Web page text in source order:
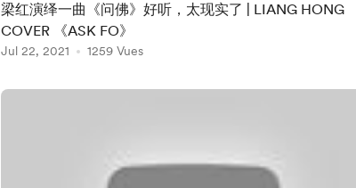
梁红演绎一曲《问佛》好听，太现实了 | LIANG HONG
COVER 《ASK FO》
Jul 22, 2021 1259 Vues